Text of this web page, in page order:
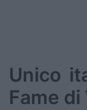
Unico
Fame di